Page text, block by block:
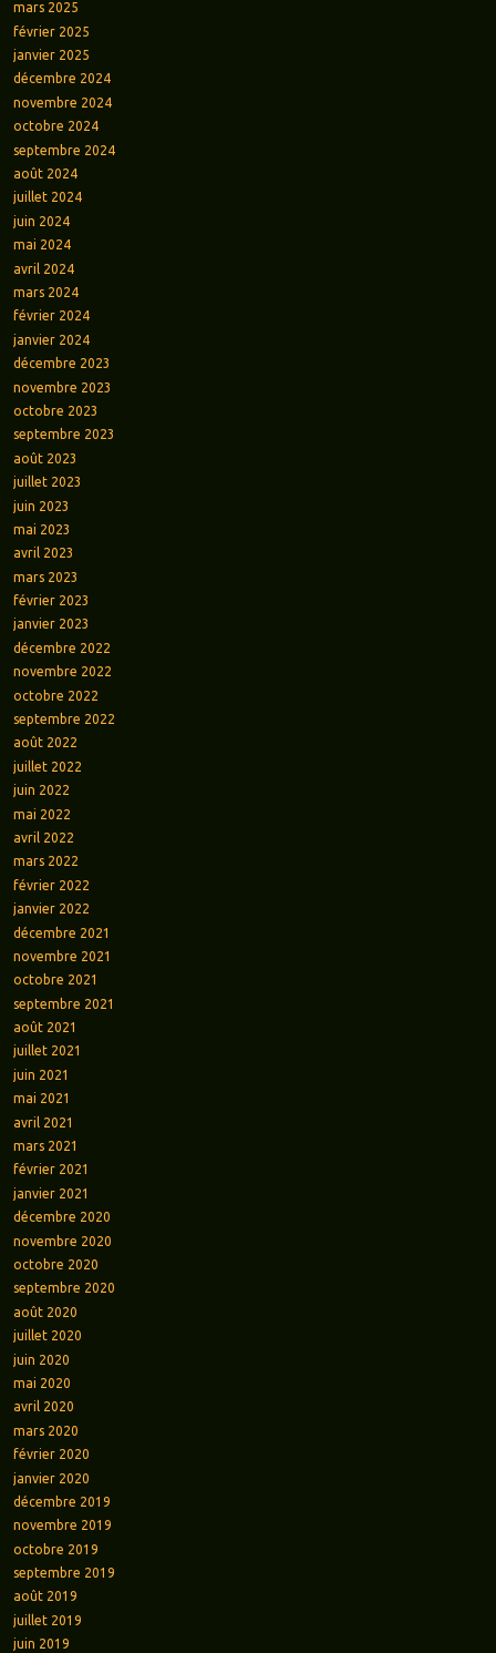
mars 2025
février 2025
janvier 2025
décembre 2024
novembre 2024
octobre 2024
septembre 2024
août 2024
juillet 2024
juin 2024
mai 2024
avril 2024
mars 2024
février 2024
janvier 2024
décembre 2023
novembre 2023
octobre 2023
septembre 2023
août 2023
juillet 2023
juin 2023
mai 2023
avril 2023
mars 2023
février 2023
janvier 2023
décembre 2022
novembre 2022
octobre 2022
septembre 2022
août 2022
juillet 2022
juin 2022
mai 2022
avril 2022
mars 2022
février 2022
janvier 2022
décembre 2021
novembre 2021
octobre 2021
septembre 2021
août 2021
juillet 2021
juin 2021
mai 2021
avril 2021
mars 2021
février 2021
janvier 2021
décembre 2020
novembre 2020
octobre 2020
septembre 2020
août 2020
juillet 2020
juin 2020
mai 2020
avril 2020
mars 2020
février 2020
janvier 2020
décembre 2019
novembre 2019
octobre 2019
septembre 2019
août 2019
juillet 2019
juin 2019